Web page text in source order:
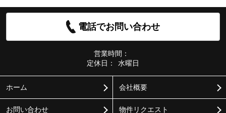
電話でお問い合わせ
営業時間：
定休日：
水曜日
ホーム 会社概要
お問い合わせ 物件リクエスト